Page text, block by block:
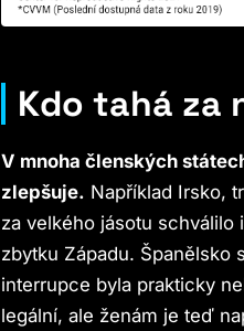
Kdo tahá za
V mnoha členských
zlepšuje. Například Irsko,
za velkého jásotu schválilo
zbytku Západu. Španělsko
interrupce byla prakticky
legální, ale ženám je teď